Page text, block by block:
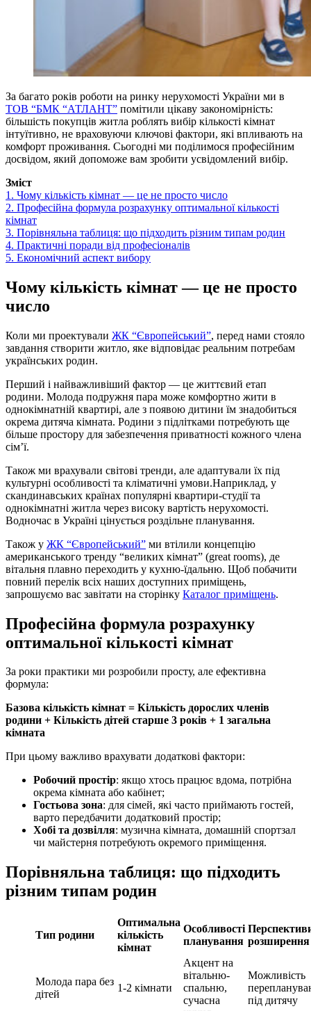
За багато років роботи на ринку нерухомості України ми в
ТОВ “БМК “АТЛАНТ” помітили цікаву закономірність:
більшість покупців житла роблять вибір кількості кімнат
інтуїтивно, не враховуючи ключові фактори, які впливають на
комфорт проживання. Сьогодні ми поділимося професійним
досвідом, який допоможе вам зробити усвідомлений вибір.
Зміст
1. Чому кількість кімнат — це не просто число
2. Професійна формула розрахунку оптимальної кількості
кімнат
3. Порівняльна таблиця: що підходить різним типам родин
4. Практичні поради від професіоналів
5. Економічний аспект вибору
Чому кількість кімнат — це не просто
число
Коли ми проектували ЖК “Європейський”, перед нами стояло
завдання створити житло, яке відповідає реальним потребам
українських родин.
Перший і найважливіший фактор — це життєвий етап
родини. Молода подружня пара може комфортно жити в
однокімнатній квартирі, але з появою дитини їм знадобиться
окрема дитяча кімната. Родини з підлітками потребують ще
більше простору для забезпечення приватності кожного члена
сім’ї.
Також ми врахували світові тренди, але адаптували їх під
культурні особливості та кліматичні умови.Наприклад, у
скандинавських країнах популярні квартири-студії та
однокімнатні житла через високу вартість нерухомості.
Водночас в Україні цінується роздільне планування.
Також у ЖК “Європейський” ми втілили концепцію
американського тренду “великих кімнат” (great rooms), де
вітальня плавно переходить у кухню-їдальню. Щоб побачити
повний перелік всіх наших доступних приміщень,
запрошуємо вас завітати на сторінку Каталог приміщень.
Професійна формула розрахунку
оптимальної кількості кімнат
За роки практики ми розробили просту, але ефективна
формула:
Базова кількість кімнат = Кількість дорослих членів
родини + Кількість дітей старше 3 років + 1 загальна
кімната
При цьому важливо врахувати додаткові фактори:
Робочий простір: якщо хтось працює вдома, потрібна
окрема кімната або кабінет;
Гостьова зона: для сімей, які часто приймають гостей,
варто передбачити додатковий простір;
Хобі та дозвілля: музична кімната, домашній спортзал
чи майстерня потребують окремого приміщення.
Порівняльна таблиця: що підходить
різним типам родин
Тип родини
Оптимальна
кількість
кімнат
Особливості
планування розширення
Молода пара без
дітей
1-2 кімнати
Акцент на
вітальню-
спальню,
сучасна
Можливість
під дитячу